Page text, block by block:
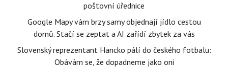
poštovní úřednice
Google Mapy vám brzy samy objednají jídlo cestou
domů. Stačí se zeptat a AI zařídí zbytek za vás
Slovenský reprezentant Hancko pálí do českého fotbalu:
Obávám se, že dopadneme jako oni